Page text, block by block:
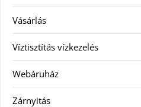
Vásárlás
Víztisztítás vízkezelés
Webáruház
Zárnyitás